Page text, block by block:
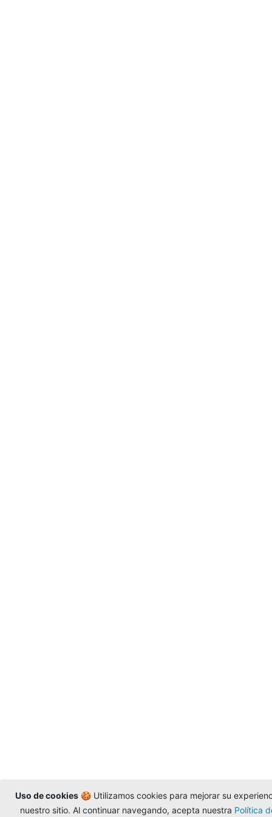
Uso de cookies🍪 Utilizamos cookies para mejorar su
nuestro sitio. Al continuar navegando, acepta nuestra Política